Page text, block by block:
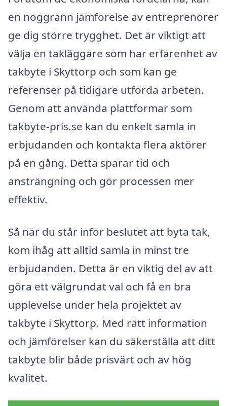
en noggrann jämförelse av entreprenörer
ge dig större trygghet. Det är viktigt att
välja en takläggare som har erfarenhet av
takbyte i Skyttorp och som kan ge
referenser på tidigare utförda arbeten.
Genom att använda plattformar som
takbyte-pris.se kan du enkelt samla in
erbjudanden och kontakta flera aktörer
på en gång. Detta sparar tid och
ansträngning och gör processen mer
effektiv.
Så när du står inför beslutet att byta tak,
kom ihåg att alltid samla in minst tre
erbjudanden. Detta är en viktig del av att
göra ett välgrundat val och få en bra
upplevelse under hela projektet av
takbyte i Skyttorp. Med rätt information
och jämförelser kan du säkerställa att ditt
takbyte blir både prisvärt och av hög
kvalitet.